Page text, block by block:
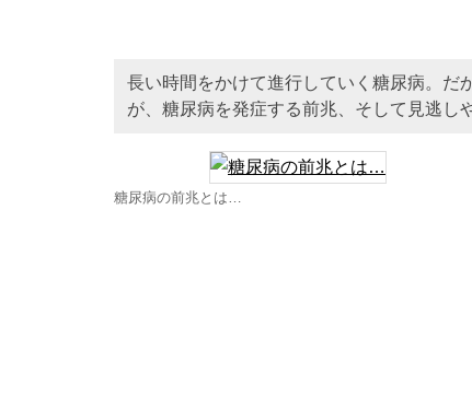
長い時間をかけて進行していく糖尿病。だ
が、糖尿病を発症する前兆、そして見逃し
糖尿病の前兆とは…